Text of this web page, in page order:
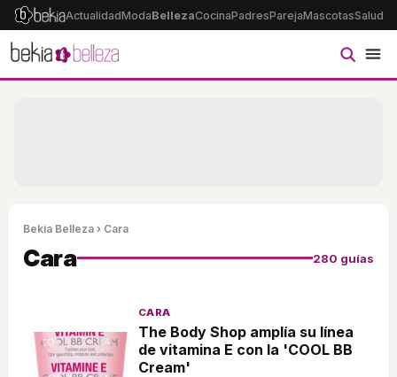
ActualidadModaBellezaCocinaPadresParejaMascotasSalud
Bekia Belleza › Cara
Cara 280 guías
CARA
The Body Shop amplía su línea
de vitamina E con la 'COOL BB
Cream'